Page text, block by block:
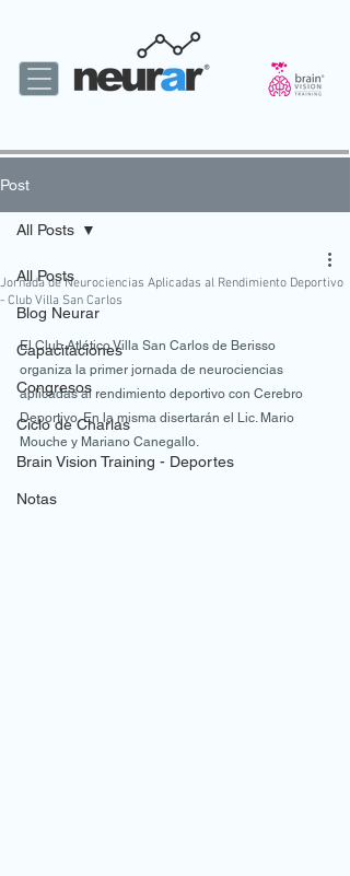
Post
All Posts
Blog Neurar
Capacitaciones
Congresos
Ciclo de Charlas
Brain Vision Training - Deportes
Notas
All Posts
Jornada de Neurociencias Aplicadas al Rendimiento Deportivo
- Club Villa San Carlos
El Club Atlético Villa San Carlos de Berisso
organiza la primer jornada de neurociencias
aplicadas al rendimiento deportivo con Cerebro
Deportivo. En la misma disertarán el Lic. Mario
Mouche y Mariano Canegallo.